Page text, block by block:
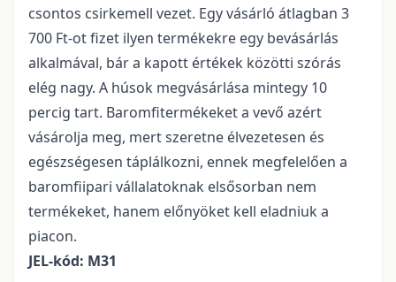
csontos csirkemell vezet. Egy vásárló átlagban 3
700 Ft-ot fizet ilyen termékekre egy bevásárlás
alkalmával, bár a kapott értékek közötti szórás
elég nagy. A húsok megvásárlása mintegy 10
percig tart. Baromfitermékeket a vevő azért
vásárolja meg, mert szeretne élvezetesen és
egészségesen táplálkozni, ennek megfelelően a
baromfiipari vállalatoknak elsősorban nem
termékeket, hanem előnyöket kell eladniuk a
piacon.
JEL-kód: M31